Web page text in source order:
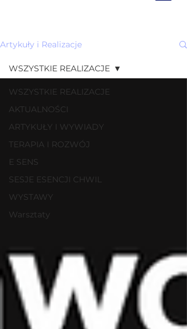
Artykuły i Realizacje
WSZYSTKIE REALIZACJE
AKTUALNOŚCI
ARTYKUŁY I WYWIADY
TERAPIA I ROZWÓJ
E SENS
SESJE ESENCJI CHWIL
WYSTAWY
Warsztaty
WSZYSTKIE REALIZACJE